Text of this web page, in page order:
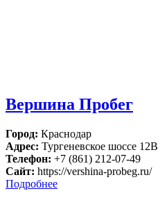
Вершина Пробег
Город: Краснодар
Адрес: Тургеневское шоссе 12В
Телефон: +7 (861) 212-07-49
Сайт: https://vershina-probeg.ru/
Подробнее